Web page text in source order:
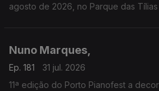
agosto de 2026, no Parque das
O grão-confrade Luís Manso da
Almeirim fala sobre este símbolo da
Nuno Marques,
Ep. 181
31 jul. 2026
11ª edição do Porto Pianofest a